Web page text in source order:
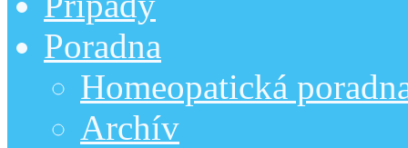
Poradna
Homeopatická
Archív